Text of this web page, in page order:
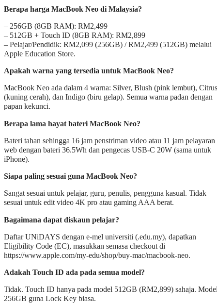
Berapa harga MacBook Neo di Malaysia?
– 256GB (8GB RAM): RM2,499
– 512GB + Touch ID (8GB RAM): RM2,899
– Pelajar/Pendidik: RM2,099 (256GB) / RM2,499 (512GB) melalui
Apple Education Store.
Apakah warna yang tersedia untuk MacBook Neo?
MacBook Neo ada dalam 4 warna: Silver, Blush (pink lembut), Citrus
(kuning cerah), dan Indigo (biru gelap). Semua warna padan dengan
papan kekunci.
Berapa lama hayat bateri MacBook Neo?
Bateri tahan sehingga 16 jam penstriman video atau 11 jam pelayaran
web dengan bateri 36.5Wh dan pengecas USB-C 20W (sama untuk
iPhone).
Siapa paling sesuai guna MacBook Neo?
Sangat sesuai untuk pelajar, guru, penulis, pengguna kasual. Tidak
sesuai untuk edit video 4K pro atau gaming AAA berat.
Bagaimana dapat diskaun pelajar?
Daftar UNiDAYS dengan e-mel universiti (.edu.my), dapatkan
Eligibility Code (EC), masukkan semasa checkout di
https://www.apple.com/my-edu/shop/buy-mac/macbook-neo.
Adakah Touch ID ada pada semua model?
Tidak. Touch ID hanya pada model 512GB (RM2,899) sahaja.
256GB guna Lock Key biasa.